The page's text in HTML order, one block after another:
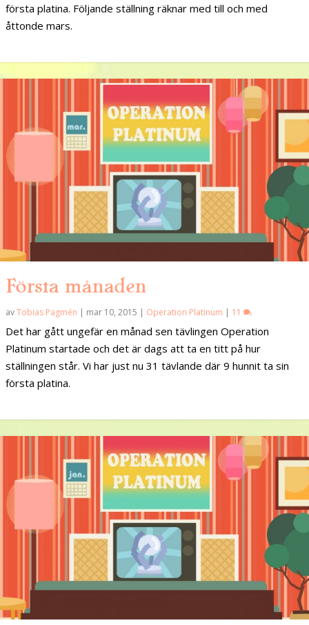
första platina. Följande ställning räknar med till och med
åttonde mars.
Första månaden
avTobias Pagmén | mar 10, 2015 | Operation Platinum | 11
Det har gått ungefär en månad sen tävlingen Operation
Platinum startade och det är dags att ta en titt på hur
ställningen står. Vi har just nu 31 tävlande där 9 hunnit ta sin
första platina.